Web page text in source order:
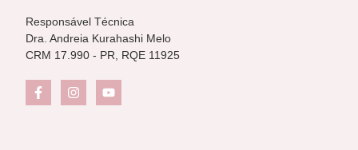
Responsável Técnica
Dra. Andreia Kurahashi Melo
CRM 17.990 - PR, RQE 11925